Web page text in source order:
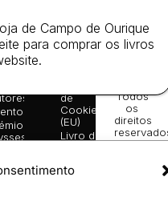
Condições
Gerais de
Venda
de
Cookies
(EU)
Livro de
por
Turn
On
Todos
os
direitos
de Campo de Ourique
para comprar os livros